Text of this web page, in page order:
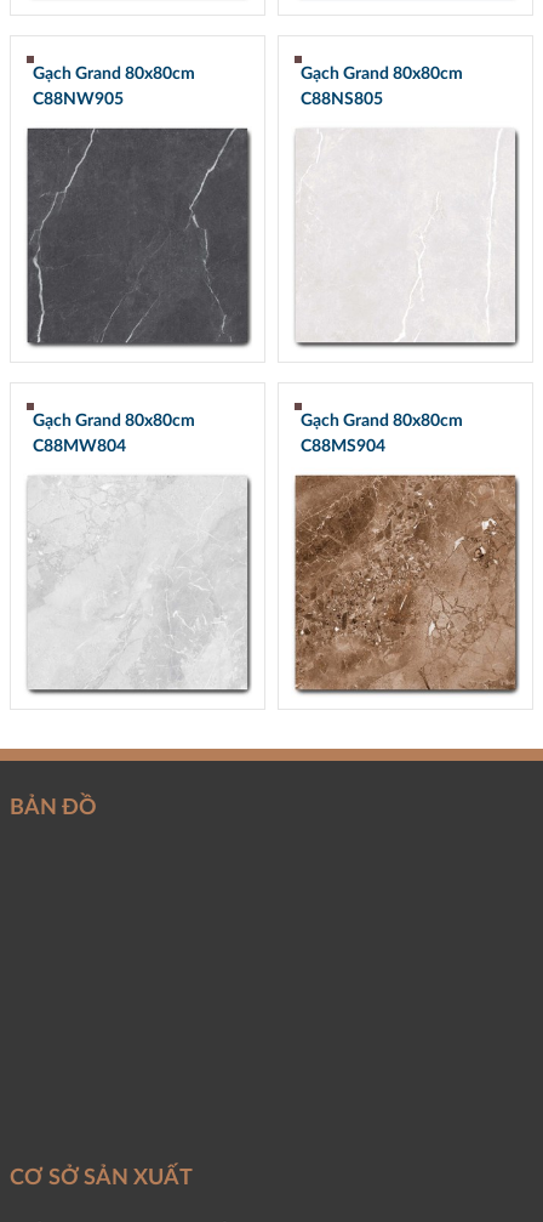
Gạch Grand 80x80cm
C88NW905
Gạch Grand 80x80cm
C88NS805
Gạch Grand 80x80cm
C88MW804
Gạch Grand 80x80cm
C88MS904
BẢN ĐỒ
CƠ SỞ SẢN XUẤT